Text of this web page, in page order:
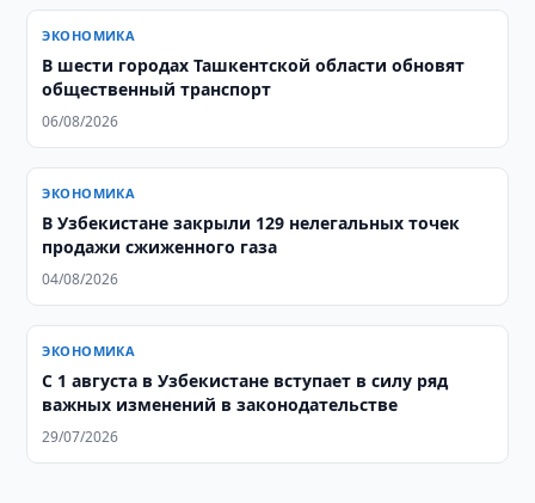
ЭКОНОМИКА
В шести городах Ташкентской области обновят
общественный транспорт
06/08/2026
ЭКОНОМИКА
В Узбекистане закрыли 129 нелегальных точек
продажи сжиженного газа
04/08/2026
ЭКОНОМИКА
С 1 августа в Узбекистане вступает в силу ряд
важных изменений в законодательстве
29/07/2026